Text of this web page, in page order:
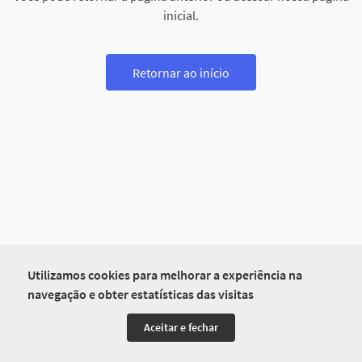
Utilizamos cookies para melhorar a experiência na
navegação e obter estatísticas das visitas
Aceitar e fechar
inicial.
Retornar ao início